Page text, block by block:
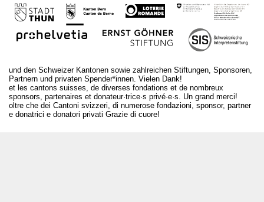
und den Schweizer Kantonen sowie zahlreichen Stiftungen, Sponsoren,
Partnern und privaten Spender*innen. Vielen Dank!
et les cantons suisses, de diverses fondations et de nombreux
sponsors, partenaires et donateur·trice·s privé·e·s. Un grand merci!
oltre che dei Cantoni svizzeri, di numerose fondazioni, sponsor, partner
e donatrici e donatori privati Grazie di cuore!